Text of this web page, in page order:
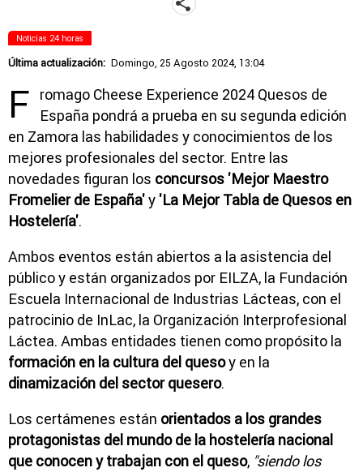
Noticias 24 horas
Última actualización: Domingo, 25 Agosto 2024, 13:04
F
romago Cheese Experience 2024 Quesos de
España pondrá a prueba en su segunda edición
en Zamora las habilidades y conocimientos de los
mejores profesionales del sector. Entre las
novedades figuran los concursos 'Mejor Maestro
Fromelier de España'y 'La Mejor Tabla de Quesos en
Hostelería'.
Ambos eventos están abiertos a la asistencia del
público y están organizados por EILZA, la Fundación
Escuela Internacional de Industrias Lácteas, con el
patrocinio de InLac, la Organización Interprofesional
Láctea. Ambas entidades tienen como propósito la
formación en la cultura del quesoy en la
dinamización del sector quesero.
Los certámenes están orientados a los grandes
protagonistas del mundo de la hostelería nacional
que conocen y trabajan con el queso, "siendo los